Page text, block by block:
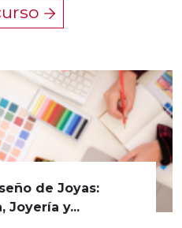
de Joyas:
Joyería y...